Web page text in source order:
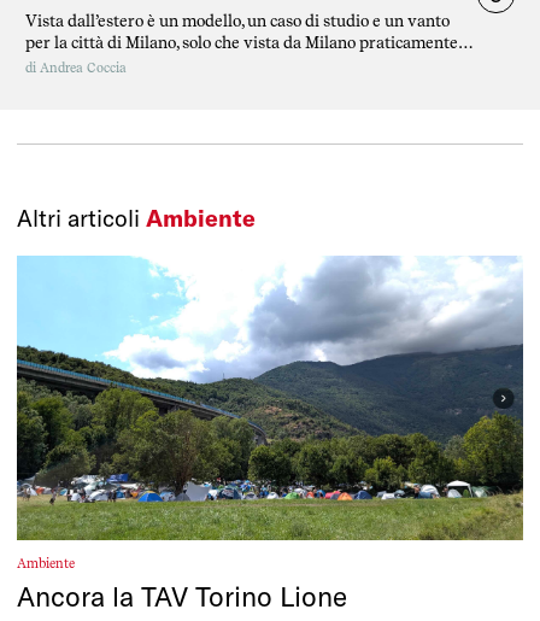
Vista dall’estero è un modello, un caso di studio e un vanto
per la città di Milano, solo che vista da Milano praticamente
non esiste
di Andrea Coccia
Altri articoli Ambiente
Ambiente
Ancora la TAV Torino Lione